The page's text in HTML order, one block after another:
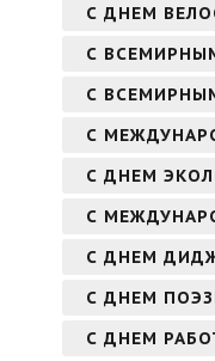
С ДНЕМ
С
С
С
С ДНЕМ
С
С ДНЕМ
С ДНЕМ
С ДНЕМ